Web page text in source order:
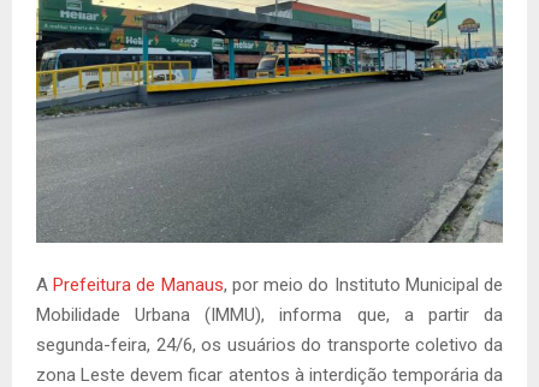
APrefeitura de Manaus, por meio do Instituto Municipal de
Mobilidade Urbana (IMMU), informa que, a partir da
segunda-feira, 24/6, os usuários do transporte coletivo da
zona Leste devem ficar atentos à interdição temporária da